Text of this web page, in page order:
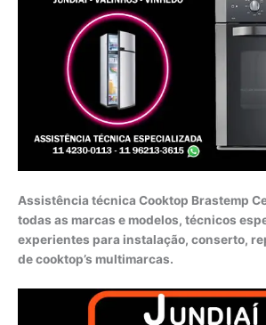
Assistência técnica Cooktop Brastemp
todas as marcas e modelos, técnicos
experientes para instalação, conserto,
de cooktop’s multimarcas.